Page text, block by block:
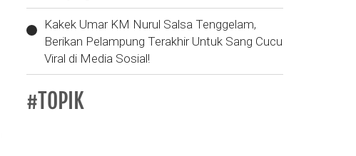
Kakek Umar KM Nurul Salsa Tenggelam,
Berikan Pelampung Terakhir Untuk Sang Cucu
Viral di Media Sosial!
#TOPIK